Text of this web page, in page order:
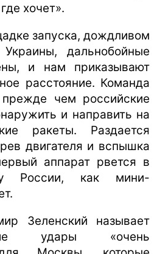
хочет».
запуска, дождливом
дальнобойные
и нам приказывают
расстояние. Команда
чем российские
и направить на
ракеты. Раздается
двигателя и вспышка
аппарат рвется в
России, как мини-
Зеленский называет
удары «очень